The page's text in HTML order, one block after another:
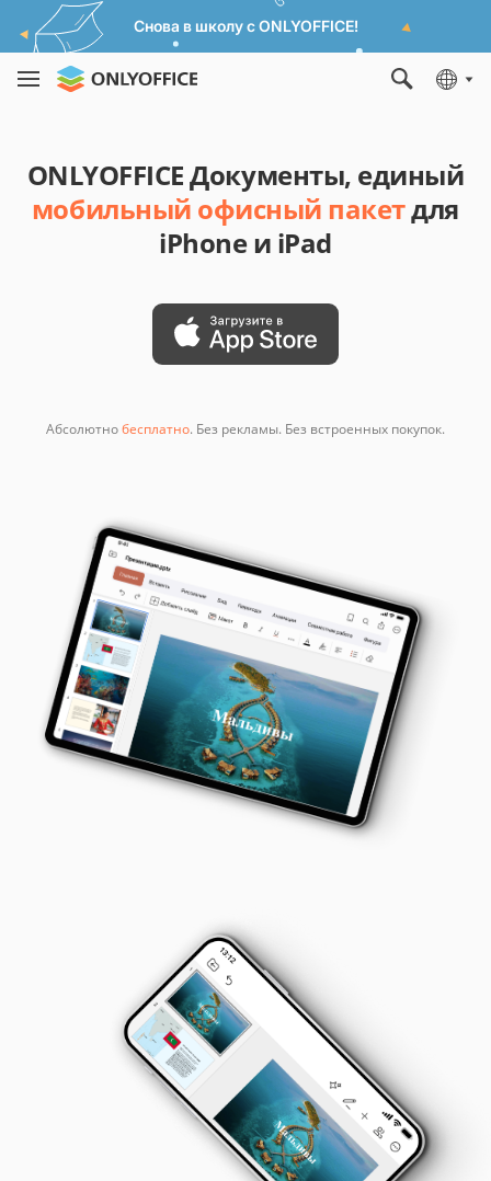
Снова в школу с ONLYOFFICE!
ONLYOFFICE Документы, единый
мобильный офисный пакетдля
iPhone и iPad
Абсолютнобесплатно. Без рекламы. Без встроенных покупок.